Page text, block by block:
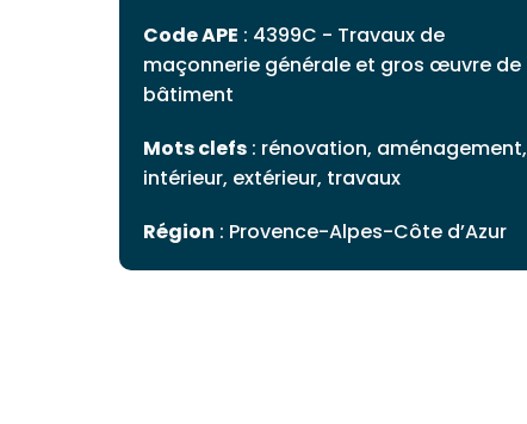
Code APE : 4399C - Travaux de
maçonnerie générale et gros œuvre de
bâtiment
Mots clefs : rénovation, aménagement,
intérieur, extérieur, travaux
Région : Provence-Alpes-Côte d’Azur